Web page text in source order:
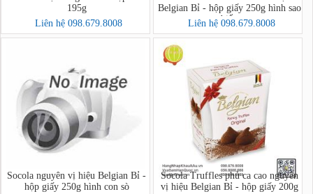
195g
Liên hệ 098.679.8008
Belgian Bỉ - hộp giấy 250g hình sao
biển
Liên hệ 098.679.8008
Socola nguyên vị hiệu Belgian Bỉ -
hộp giấy 250g hình con sò
Socola Truffles phủ ca cao nguyên
vị hiệu Belgian Bỉ - hộp giấy 200g